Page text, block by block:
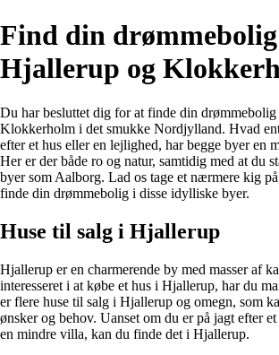
Find din
Hjallerup og
Du har besluttet dig for at finde din
Klokkerholm i det smukke Nordjylland. Hvad
efter et hus eller en lejlighed, har begge byer en
Her er der både ro og natur, samtidig med at du
byer som Aalborg. Lad os tage et nærmere kig
finde din drømmebolig i disse idylliske byer.
Huse til salg i Hjallerup
Hjallerup er en charmerende by med masser af
interesseret i at købe et hus i Hjallerup, har du
er flere huse til salg i Hjallerup og omegn, som
ønsker og behov. Uanset om du er på jagt efter
en mindre villa, kan du finde det i Hjallerup.